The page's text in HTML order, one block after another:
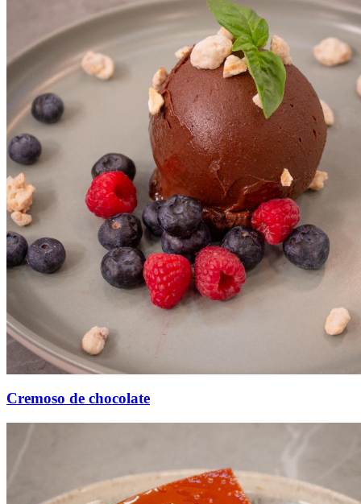
Cremoso de chocolate